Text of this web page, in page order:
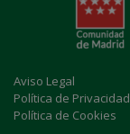
Aviso Legal
Política de Privacidad
Política de Cookies